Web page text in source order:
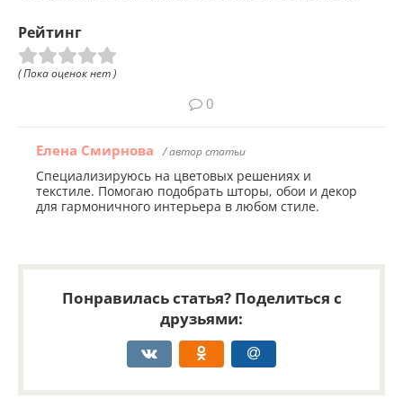
Рейтинг
( Пока оценок нет )
0
Елена Смирнова / автор статьи
Специализируюсь на цветовых решениях и
текстиле. Помогаю подобрать шторы, обои и декор
для гармоничного интерьера в любом стиле.
Понравилась статья? Поделиться с
друзьями: